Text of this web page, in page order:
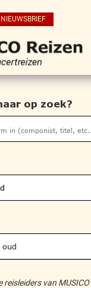
NIEUWSBRIEF
op zoek?
reisleiders van MUSICO